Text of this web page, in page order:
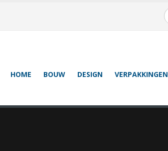
HOME BOUW DESIGN VERPAKKINGEN